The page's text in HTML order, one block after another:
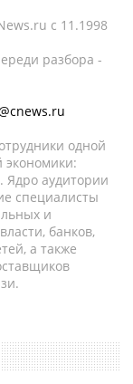
c 11.1998
разбора -
одной
экономики:
Ядро аудитории
специалисты
и
банков,
а также